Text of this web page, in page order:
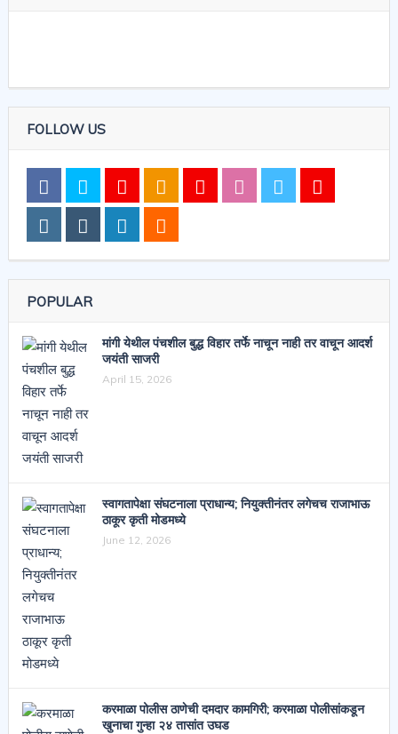
FOLLOW US
POPULAR
मांगी येथील पंचशील बुद्ध विहार तर्फे नाचून नाही तर वाचून आदर्श
जयंती साजरी
April 15, 2026
स्वागतापेक्षा संघटनाला प्राधान्य; नियुक्तीनंतर लगेचच राजाभाऊ
ठाकूर कृती मोडमध्ये
June 12, 2026
करमाळा पोलीस ठाणेची दमदार कामगिरी; करमाळा पोलीसांकडून
खुनाचा गुन्हा २४ तासांत उघड